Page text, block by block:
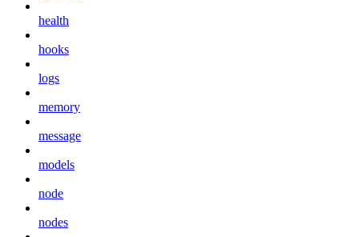
health
hooks
logs
memory
message
models
node
nodes